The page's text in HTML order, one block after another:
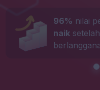
96% nilai
naik